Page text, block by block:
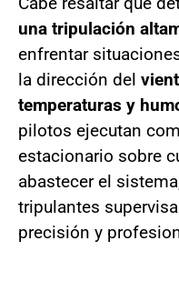
una tripulación
enfrentar
la dirección del
temperaturas y
pilotos ejecutan
estacionario sobre
abastecer el
tripulantes
precisión y